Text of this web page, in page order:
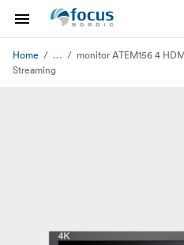
Home ...
monitor ATEM156 4
Streaming